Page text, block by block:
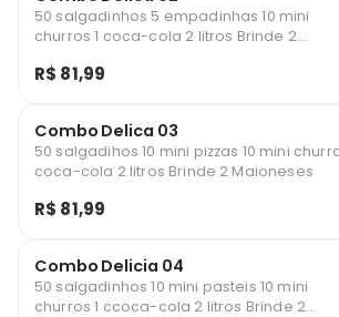
50 salgadinhos 5 empadinhas 10 mini
churros 1 coca-cola 2 litros Brinde 2
R$ 81,99
Combo Delica 03
50 salgadihos 10 mini pizzas 10 mini
coca-cola 2 litros Brinde 2 Maioneses
R$ 81,99
Combo Delicia 04
50 salgadinhos 10 mini pasteis 10 mini
churros 1 ccoca-cola 2 litros Brinde 2